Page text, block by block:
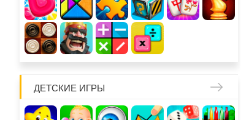
ДЕТСКИЕ ИГРЫ